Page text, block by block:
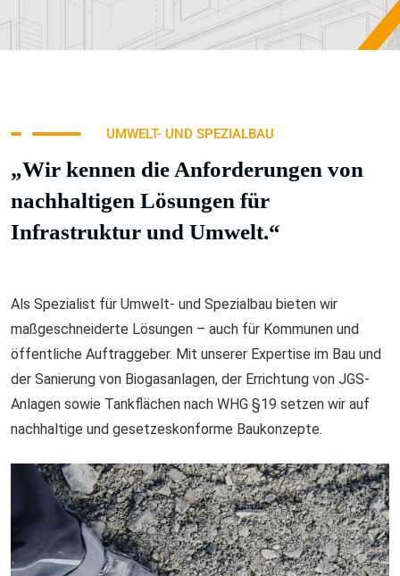
UMWELT- UND SPEZIALBAU
„Wir kennen die Anforderungen von
nachhaltigen Lösungen für
Infrastruktur und Umwelt.“
Als Spezialist für Umwelt- und Spezialbau bieten wir
maßgeschneiderte Lösungen – auch für Kommunen und
öffentliche Auftraggeber. Mit unserer Expertise im Bau und
der Sanierung von Biogasanlagen, der Errichtung von JGS-
Anlagen sowie Tankflächen nach WHG §19 setzen wir auf
nachhaltige und gesetzeskonforme Baukonzepte.